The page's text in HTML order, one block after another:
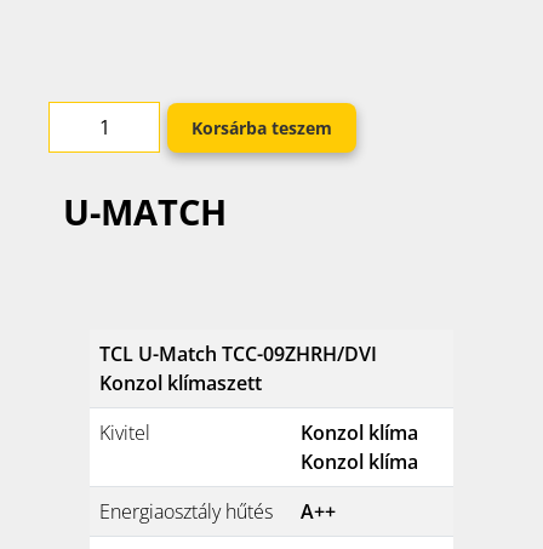
Korsárba teszem
U-MATCH
TCL U-Match TCC-09ZHRH/DVI
Konzol klímaszett
Kivitel
Konzol klíma
Konzol klíma
Energiaosztály hűtés
A++